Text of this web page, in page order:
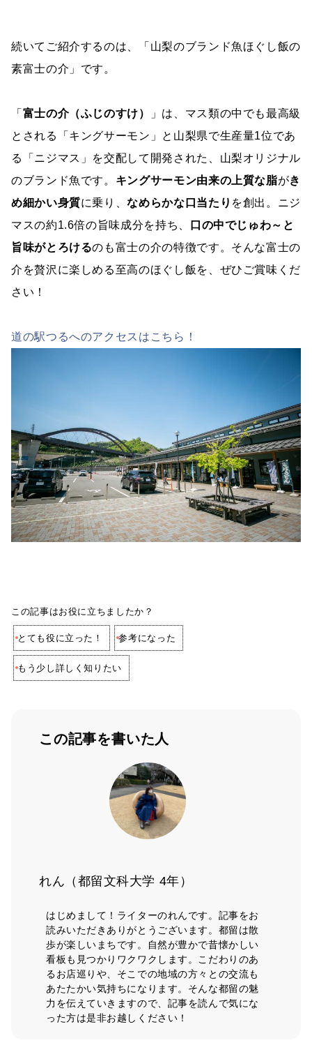
続いてご紹介するのは、「山梨のブランド魚ほぐし飯の
素富士の介」です。
「 富士の介（ふじのすけ）
」は、マス類の中でも最高級
とされる「キングサーモン」と山梨県で生産量1位であ
る「ニジマス」を交配して開発された、山梨オリジナル
のブランド魚です。 キングサーモン由来の上質な脂がき
め細かい身質に乗り、なめらかな口当たり を創出。ニジ
マスの約1.6倍の旨味成分を持ち、
口の中でじゅわ～と
旨味がとろけるのも富士の介の特徴です。そんな富士の
介を贅沢に楽しめる至高のほぐし飯を、ぜひご賞味くだ
さい！
道の駅つるへのアクセスはこちら！
この記事はお役に立ちましたか？
とても役に立った！ 参考になった
もう少し詳しく知りたい
この記事を書いた人
れん（都留文科大学 4年）
はじめまして！ライターのれんです。記事をお
読みいただきありがとうございます。都留は散
歩が楽しいまちです。自然が豊かで昔懐かしい
看板も見つかりワクワクします。こだわりのあ
るお店巡りや、そこでの地域の方々との交流も
あたたかい気持ちになります。そんな都留の魅
力を伝えていきますので、記事を読んで気にな
った方は是非お越しください！